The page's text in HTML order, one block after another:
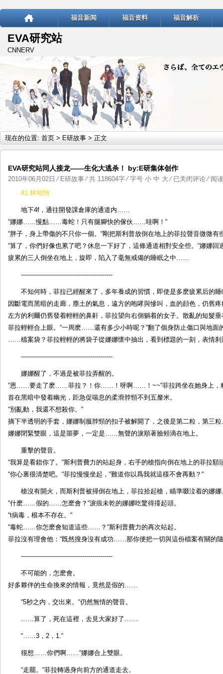
福音新闻 福音资料 福音解析
EVA研究站
CNNERV
现在的位置: 首页 > E研故事 > 正文
EVA研究站同人接龙——生化大逃杀！ by:E研集体创作
2010年06月02日 ⁄ E研故事⁄ 共 118604字 ⁄ 字号 小 中 大 ⁄ EVA
人
接
龙
化
大
杀！
by:E
研
作
已关闭评论⁄ 阅
81.林翊翔
地下4f，通往開發課倉庫的通道内……
“娜娜……慢點……毒蛇！只有腿腳快的傢伙……哇啊！“
“胖子，身上帶傷的不只你一個。“剛把斯利普放倒在地上的菲拉聲音微微
“算了，你們好像也累了吧？休息一下好了，這條通道相對安全些。“娜娜回
疲累的三人倒坐在地上，旋即，陷入了毫無戒備的睡眠之中……
----------------------------------------------
不知何時，菲拉已經醒來了，多年養成的習慣，即使是多麽疲累后的
因斷電而黑暗的走廊，塵土的氣息，遠方的咆哮與慘叫，血的顔色，仍舊
左方的利爾仍舊發着輕輕的鼻鼾，菲拉望向右側躺着的女子。散亂的短髮
菲拉輕輕合上眼。“一周麽……還有多少小時呢？“翻了個身防止傷口與地面
……檔案袋？菲拉輕輕的將袋子從娜娜懷中抽出，看到標題的一刻，表情刹
----------------------------------------------
娜娜醒了，不過是被菲拉弄醒的。
“恩……要走了麽……菲拉？！你……！呀啊……！~~“菲拉跨坐在她身上，
首在黑暗中發着幽光，距急促喘息的柔滑脖頸不到五釐米。
“別亂動，我還不想殺你。“
摘下半透明的手套，娜娜制服脖頸的扣子被解開了，之後是第二粒，第三
娜娜閉緊雙眼，這是噩夢，一定是……無聲的淚順著臉頰滴在地上。
重擊的聲音。
“我算是看錯你了。“斯利普費力的站起身，右手的槍指向倒在地上的菲拉額
“你心裏很清楚吧。“菲拉慢慢坐起，“難道你以爲我就這樣不會再動？“
槍沒有開火，而斯利普被掃倒在地上，菲拉拾起槍，瞄準啜泣着的娜娜
“什麽……假的……怎麽會？“淚痕未乾的娜娜吃驚得擡起頭。
“t病毒，根本不存在。“
“毒蛇……你怎麽會知道這些……？“斯利普費力的再次站起。
菲拉沒有理會他：“既然搜身沒有成功……那你便把一切與這份檔案有關的
----------------------------------------------
不可能的，怎麽會。
好多夥伴的生命換來的情報，竟然是假的……
“5秒之内，交出來。“仍然無情的聲音。
……算了，死在這裡，去見大家好了……
“……3，2，1.“
很想……你們啊……“娜娜合上雙眼。
“走罷。“菲拉轉過身向前方的通道走去。